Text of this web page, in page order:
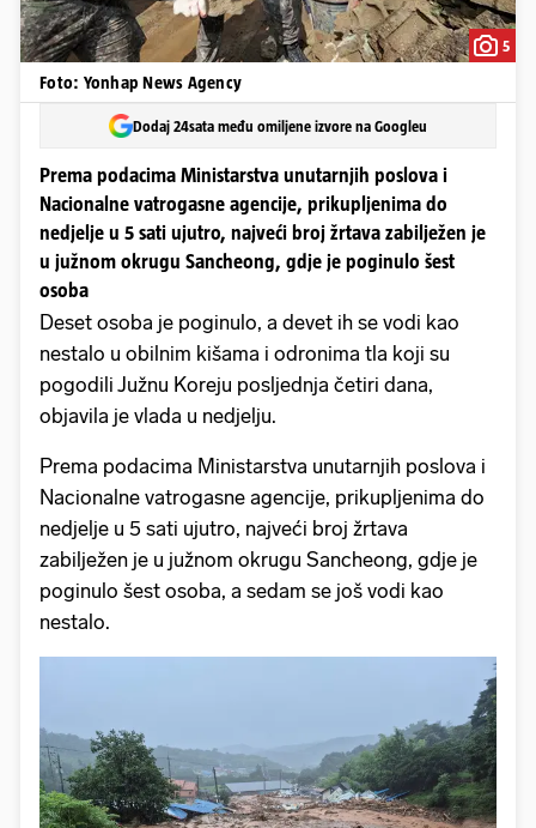
5
Foto: Yonhap News Agency
Dodaj 24sata među omiljene izvore na Googleu
Prema podacima Ministarstva unutarnjih poslova i
Nacionalne vatrogasne agencije, prikupljenima do
nedjelje u 5 sati ujutro, najveći broj žrtava zabilježen je
u južnom okrugu Sancheong, gdje je poginulo šest
osoba
Deset osoba je poginulo, a devet ih se vodi kao
nestalo u obilnim kišama i odronima tla koji su
pogodili Južnu Koreju posljednja četiri dana,
objavila je vlada u nedjelju.
Prema podacima Ministarstva unutarnjih poslova i
Nacionalne vatrogasne agencije, prikupljenima do
nedjelje u 5 sati ujutro, najveći broj žrtava
zabilježen je u južnom okrugu Sancheong, gdje je
poginulo šest osoba, a sedam se još vodi kao
nestalo.